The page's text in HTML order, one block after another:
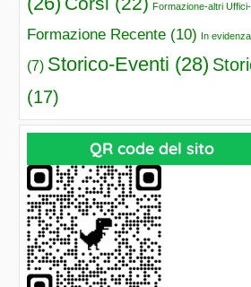
Formazione-altri
Formazione Recente (10) In evidenza
(7) Storico-Eventi (28)
(17)
QR code del sito